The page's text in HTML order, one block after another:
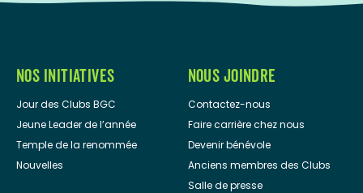
NOS INITIATIVES
Jour des Clubs BGC
Jeune Leader de l’année
Temple de la renommée
Nouvelles
NOUS JOINDRE
Contactez-nous
Faire carrière chez nous
Devenir bénévole
Anciens membres des Clubs
Salle de presse